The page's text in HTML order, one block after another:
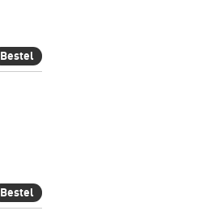
Bestel
Bestel